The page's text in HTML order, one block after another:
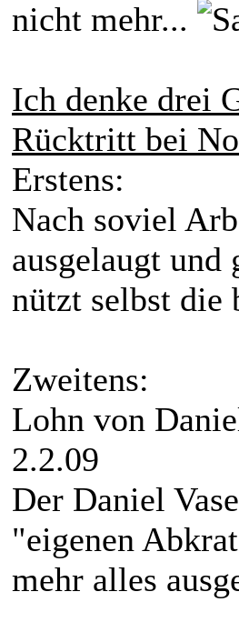
nicht mehr...
Ich denke drei
Rücktritt bei
Erstens:
Nach soviel
ausgelaugt und
nützt selbst die
Zweitens:
Lohn von
2.2.09
Der Daniel
"eigenen
mehr alles